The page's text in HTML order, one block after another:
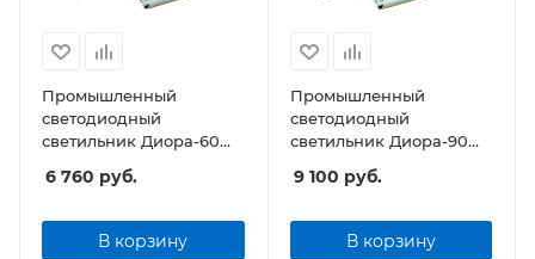
Промышленный
светодиодный
светильник Диора-60
6 760 руб.
В корзину
Промышленный
светодиодный
светильник Диора-90
9 100 руб.
В корзину